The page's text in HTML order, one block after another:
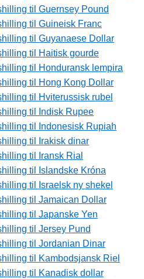
til Guernsey Pound
til Guineisk Franc
til Guyanaese Dollar
til Haitisk gourde
til Honduransk lempira
til Hong Kong Dollar
til Hviterussisk rubel
til Indisk Rupee
til Indonesisk Rupiah
til Irakisk dinar
til Iransk Rial
til Islandske Króna
til Israelsk ny shekel
til Jamaican Dollar
til Japanske Yen
til Jersey Pund
til Jordanian Dinar
til Kambodsjansk Riel
til Kanadisk dollar